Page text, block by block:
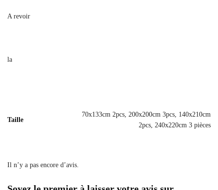
A revoir
la
Taille
70x133cm 2pcs, 200x200cm 3pcs, 140x210cm
2pcs, 240x220cm 3 pièces
Il n’y a pas encore d’avis.